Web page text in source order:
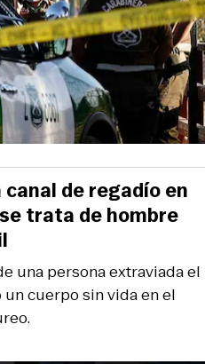
una persona extraviada el
cuerpo sin vida en el
de regadío en
trata de hombre